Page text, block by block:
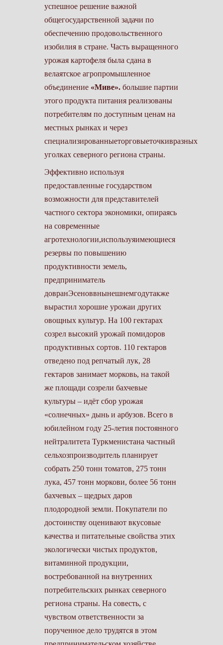
успешное решение важной
общегосударственной задачи по
обеспечению продовольственного
изобилия в стране. Часть выращенного
урожая картофеля была сдана в
велаятское агропромышленное
объединение «Миве». большие партии
этого продукта питания реализованы
потребителям по доступным ценам на
местных рынках и через
специализированныеторговыеточкивразных
уголках северного региона страны.
Эффективно используя
предоставленные государством
возможности для представителей
частного сектора экономики, опираясь
на современные
агротехнологии,используяимеющиеся
резервы по повышению
продуктивности земель,
предприниматель
довранЭсеноввнынешнемгодутакже
вырастил хорошие урожаи других
овощных культур. На 100 гектарах
созрел высокий урожай помидоров
продуктивных сортов. 110 гектаров
отведено под репчатый лук, 28
гектаров занимает морковь, на такой
же площади созрели бахчевые
культуры – идёт сбор урожая
«солнечных» дынь и арбузов. Всего в
юбилейном году 25-летия постоянного
нейтралитета Туркменистана частный
сельхозпроизводитель планирует
собрать 250 тонн томатов, 275 тонн
лука, 457 тонн моркови, более 56 тонн
бахчевых – щедрых даров
плодородной земли. Покупатели по
достоинству оценивают вкусовые
качества и питательные свойства этих
экологически чистых продуктов,
витаминной продукции,
востребованной на внутренних
потребительских рынках северного
региона страны. На совесть, с
чувством ответственности за
порученное дело трудятся в этом